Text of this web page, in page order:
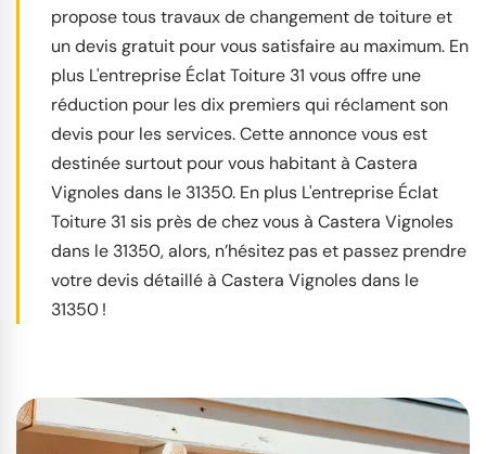
propose tous travaux de changement de toiture et
un devis gratuit pour vous satisfaire au maximum. En
plus L'entreprise Éclat Toiture 31 vous offre une
réduction pour les dix premiers qui réclament son
devis pour les services. Cette annonce vous est
destinée surtout pour vous habitant à Castera
Vignoles dans le 31350. En plus L'entreprise Éclat
Toiture 31 sis près de chez vous à Castera Vignoles
dans le 31350, alors, n’hésitez pas et passez prendre
votre devis détaillé à Castera Vignoles dans le
31350 !